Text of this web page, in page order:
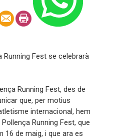
Running Fest se celebrarà
Running Fest, des de
que, per motius
internacional, hem
Running Fest, que
16 de maig, i que ara es